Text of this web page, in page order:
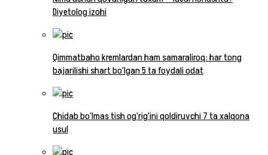
Diyetolog izohi
Qimmatbaho kremlardan ham samaraliroq: har tong
bajarilishi shart bo‘lgan 5 ta foydali odat
Chidab bo‘lmas tish og‘rig‘ini qoldiruvchi 7 ta xalqona
usul